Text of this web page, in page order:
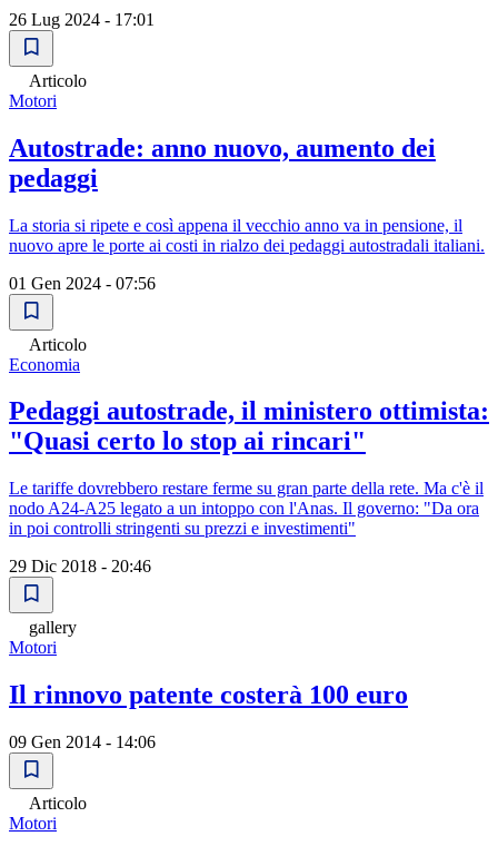
26 Lug 2024 - 17:01
Articolo
Motori
Autostrade: anno nuovo, aumento dei
pedaggi
La storia si ripete e così appena il vecchio anno va in pensione, il
nuovo apre le porte ai costi in rialzo dei pedaggi autostradali italiani.
01 Gen 2024 - 07:56
Articolo
Economia
Pedaggi autostrade, il ministero ottimista:
"Quasi certo lo stop ai rincari"
Le tariffe dovrebbero restare ferme su gran parte della rete. Ma c'è il
nodo A24-A25 legato a un intoppo con l'Anas. Il governo: "Da ora
in poi controlli stringenti su prezzi e investimenti"
29 Dic 2018 - 20:46
gallery
Motori
Il rinnovo patente costerà 100 euro
09 Gen 2014 - 14:06
Articolo
Motori